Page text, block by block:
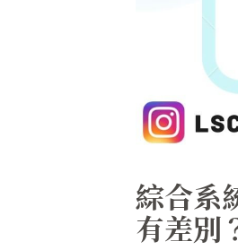
綜合系
有差別